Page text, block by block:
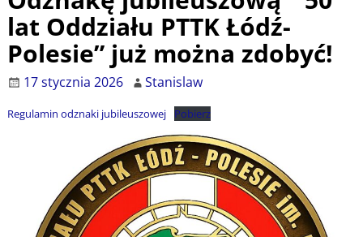
lat Oddziału PTTK Łódź-
Polesie” już można zdobyć!
17 stycznia 2026 Stanislaw
Regulamin odznaki jubileuszowej Pobierz